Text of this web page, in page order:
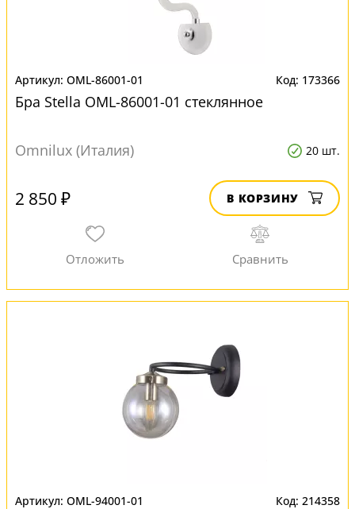
OML-86001-01 173366
Бра Stella OML-86001-01 стеклянное
Omnilux (Италия) 20 шт.
2 850 ₽ В КОРЗИНУ
OML-94001-01 214358